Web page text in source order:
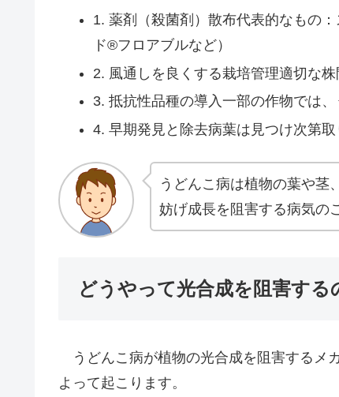
1. 薬剤（殺菌剤）散布代表的なもの
ド®フロアブルなど）
2. 風通しを良くする栽培管理適切な
3. 抵抗性品種の導入一部の作物では
4. 早期発見と除去病葉は見つけ次第
うどんこ病は植物の葉や茎
妨げ成長を阻害する病気の
どうやって光合成を阻害する
うどんこ病が植物の光合成を阻害するメ
よって起こります。